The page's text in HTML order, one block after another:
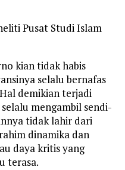
Pusat Studi Islam
kian tidak habis
selalu bernafas
demikian terjadi
mengambil sendi-
tidak lahir dari
dinamika dan
daya kritis yang
terasa.